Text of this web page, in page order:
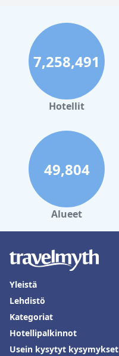
7,258,491
Hotellit
49,804
Alueet
Yleistä
Lehdistö
Kategoriat
Hotellipalkinnot
Usein kysytyt kysymykset